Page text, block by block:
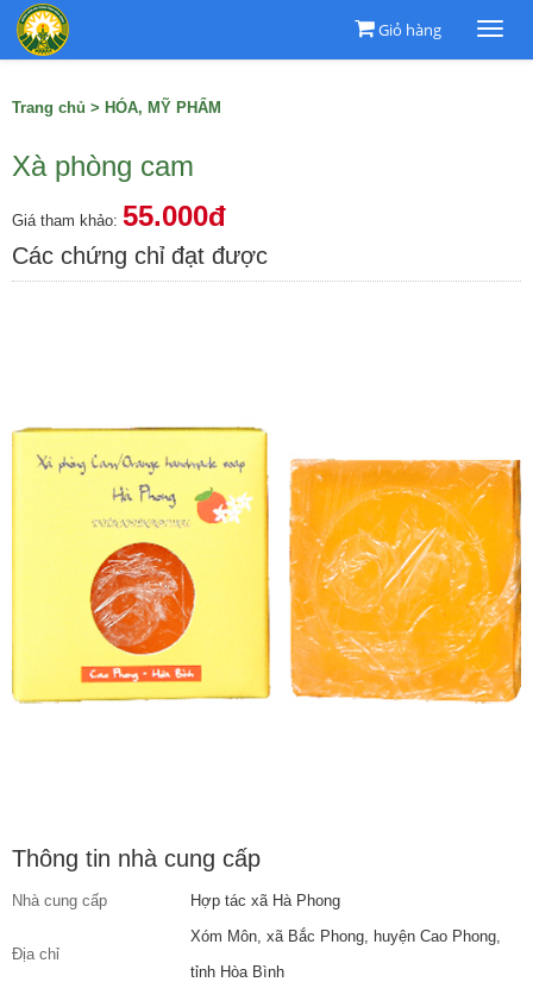
Giỏ hàng
Trang chủ > HÓA, MỸ PHẨM
Xà phòng cam
Giá tham khảo: 55.000đ
Các chứng chỉ đạt được
Thông tin nhà cung cấp
Nhà cung cấp Hợp tác xã Hà Phong
Địa chỉ
Xóm Môn, xã Bắc Phong, huyện Cao Phong,
tỉnh Hòa Bình